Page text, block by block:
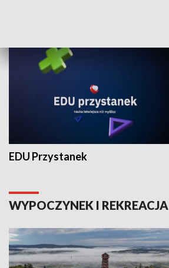
EDU Przystanek
WYPOCZYNEK I REKREACJA